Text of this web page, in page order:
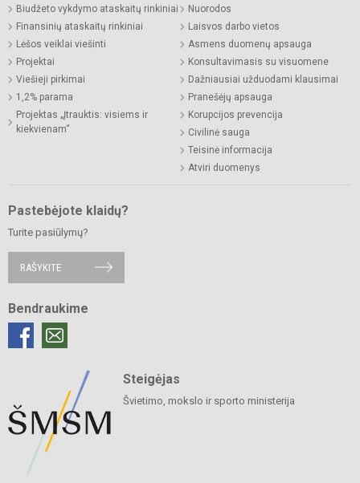
Biudžeto vykdymo ataskaitų rinkiniai
Finansinių ataskaitų rinkiniai
Lėšos veiklai viešinti
Projektai
Viešieji pirkimai
1,2% parama
Projektas „Įtrauktis: visiems ir
kiekvienam“
Nuorodos
Laisvos darbo vietos
Asmens duomenų apsauga
Konsultavimasis su visuomene
Dažniausiai užduodami klausimai
Pranešėjų apsauga
Korupcijos prevencija
Civilinė sauga
Teisinė informacija
Atviri duomenys
Pastebėjote klaidų?
Turite pasiūlymų?
RAŠYKITE
Bendraukime
Steigėjas
Švietimo, mokslo ir sporto ministerija